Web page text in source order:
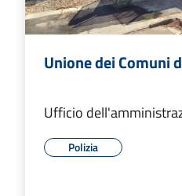
Unione dei Comuni
Ufficio
Polizia